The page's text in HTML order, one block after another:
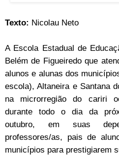
Texto: Nicolau Neto
A Escola Estadual de
Belém de Figueiredo que
alunos e alunas dos
escola), Altaneira e Santana
na microrregião do cariri
durante todo o dia da
outubro, em suas
professores/as, pais de
municípios para prestigiarem